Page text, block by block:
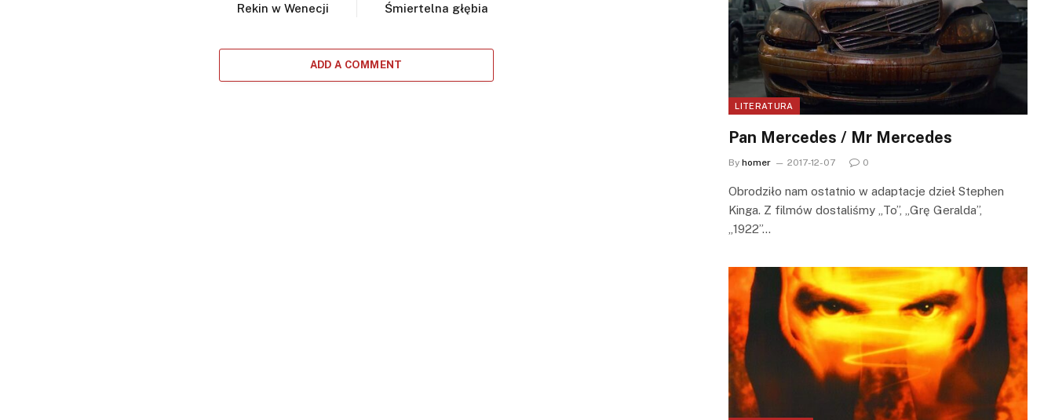
Rekin w Wenecji Śmiertelna głębia
ADD A COMMENT
LITERATURA
Pan Mercedes / Mr Mercedes
By homer 2017-12-07 0
Obrodziło nam ostatnio w adaptacje dzieł Stephen
Kinga. Z filmów dostaliśmy „To”, „Grę Geralda”,
„1922”…